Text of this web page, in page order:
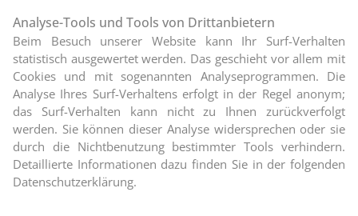
Analyse-Tools und Tools von Drittanbietern
Beim Besuch unserer Website kann Ihr Surf-Verhalten
statistisch ausgewertet werden. Das geschieht vor allem mit
Cookies und mit sogenannten Analyseprogrammen. Die
Analyse Ihres Surf-Verhaltens erfolgt in der Regel anonym;
das Surf-Verhalten kann nicht zu Ihnen zurückverfolgt
werden. Sie können dieser Analyse widersprechen oder sie
durch die Nichtbenutzung bestimmter Tools verhindern.
Detaillierte Informationen dazu finden Sie in der folgenden
Datenschutzerklärung.